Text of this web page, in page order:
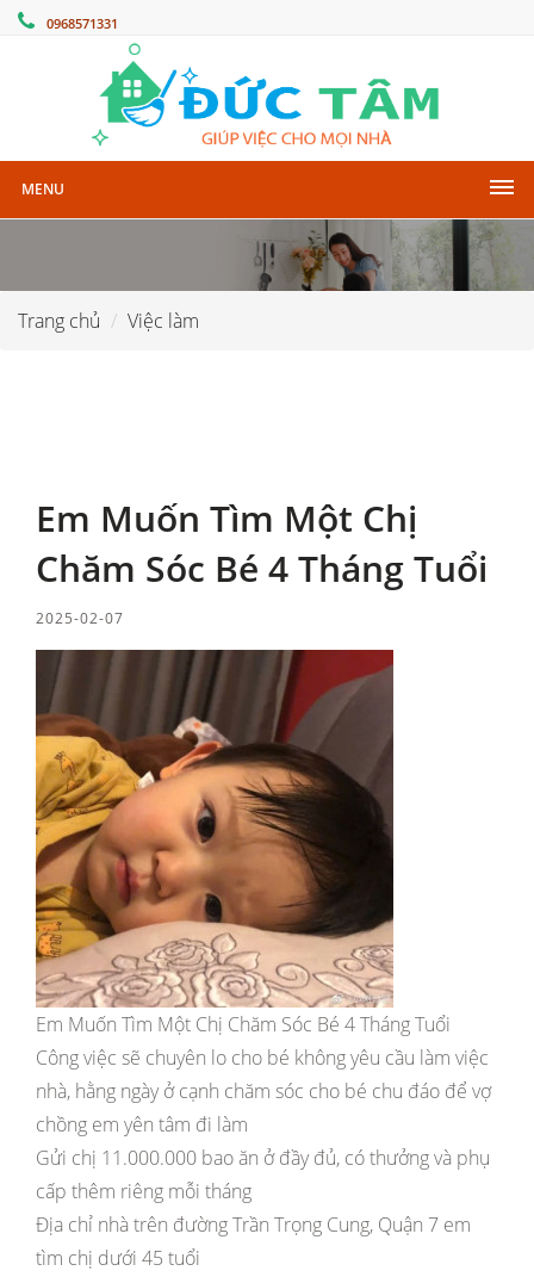
0968571331
MENU
Trang chủ Việc làm
Em Muốn Tìm Một Chị
Chăm Sóc Bé 4 Tháng Tuổi
2025-02-07
Em Muốn Tìm Một Chị Chăm Sóc Bé 4 Tháng Tuổi
Công việc sẽ chuyên lo cho bé không yêu cầu làm việc
nhà, hằng ngày ở cạnh chăm sóc cho bé chu đáo để vợ
chồng em yên tâm đi làm
Gửi chị 11.000.000 bao ăn ở đầy đủ, có thưởng và phụ
cấp thêm riêng mỗi tháng
Địa chỉ nhà trên đường Trần Trọng Cung, Quận 7 em
tìm chị dưới 45 tuổi